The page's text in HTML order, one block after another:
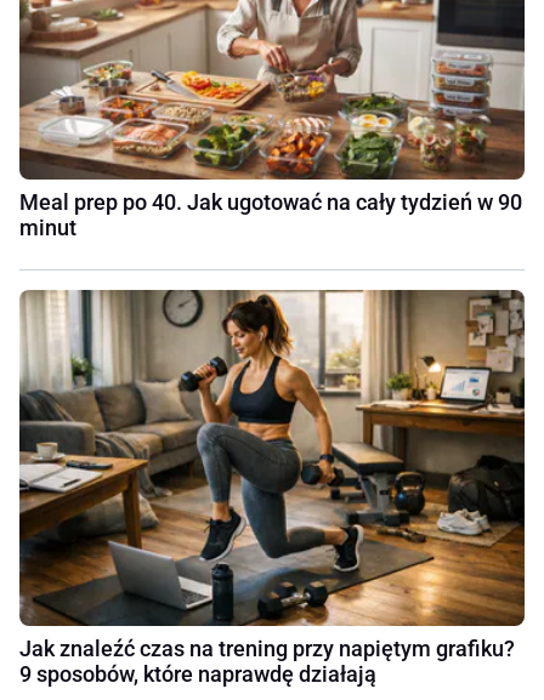
Meal prep po 40. Jak ugotować na cały tydzień w 90
minut
Jak znaleźć czas na trening przy napiętym grafiku?
9 sposobów, które naprawdę działają